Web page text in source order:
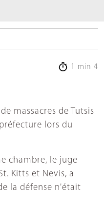
1 min 4
massacres de Tutsis
lors du
chambre, le juge
Kitts et Nevis, a
la défense n'était